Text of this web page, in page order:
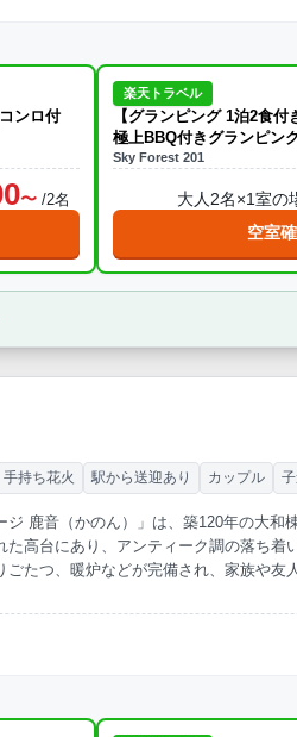
ンロ付
/2名
楽天トラベル
【グランピング 1泊2食
極上BBQ付きグランピン
Sky Forest 201
大人2名×1室の
空室
鹿音（かのん）」は、築120年の大和
高台にあり、アンティーク調の落ち着
たつ、暖炉などが完備され、家族や友
手持ち花火 駅から送迎あり カップル